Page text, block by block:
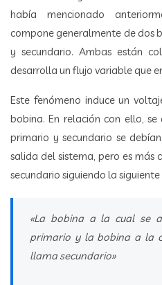
había mencionado
compone generalmente de dos
y secundario. Ambas están
desarrolla un flujo variable que
Este fenómeno induce un
bobina. En relación con ello,
primario y secundario se
salida del sistema, pero es más
secundario siguiendo la siguiente
«La bobina a la cual se
primario y la bobina a la
llama secundario»